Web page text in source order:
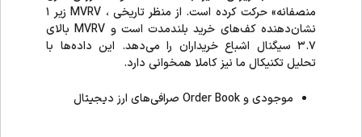
منصفانه» حرکت کرده است. از منظر تاریخی ، MVRV زیر ۱
نشان‌دهنده کف‌های خرید بلندمدت است و MVRV بالای
۳.۷ سیگنال اشباع خریداران را می‌دهد. این داده‎‌ها با
تحلیل تکنیکال ما نیز کاملا همخوانی دارد.
موجودی و Order Book صرافی‌های ارز دیجیتال